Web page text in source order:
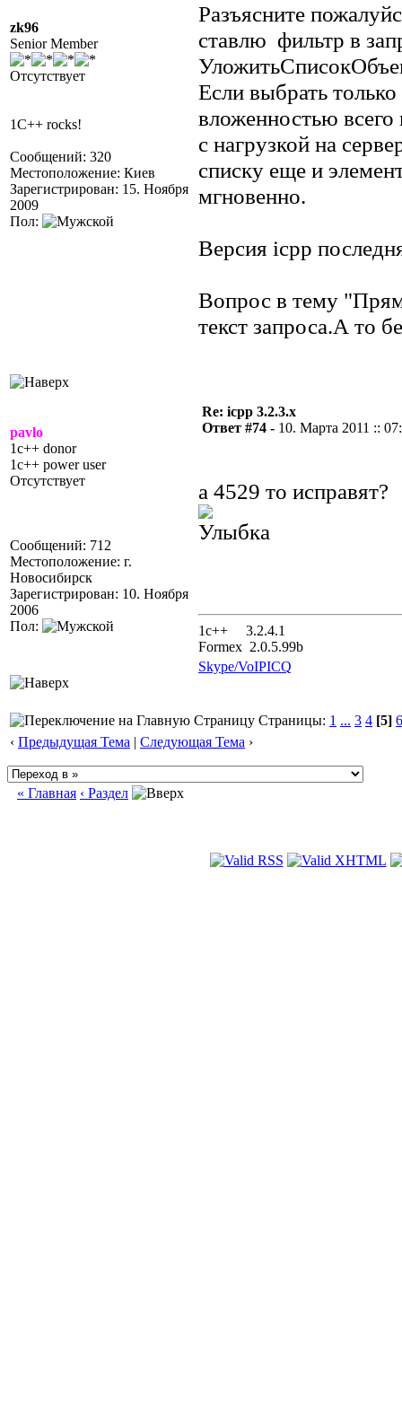
zk96
Senior Member
Отсутствует
1C++ rocks!
Сообщений: 320
Местоположение: Киев
Зарегистрирован: 15. Ноября
2009
Пол:
Разъясните
ставлю фильтр в
Если выбрать
вложенностью всего
с нагрузкой на
списку еще и
мгновенно.
Версия icpp
Вопрос в тему
текст запроса.А то
pavlo
1c++ donor
1c++ power user
Отсутствует
Сообщений: 712
Местоположение: г.
Новосибирск
Зарегистрирован: 10. Ноября
2006
Пол:
Re: icpp 3.2.3.x
Ответ #74 - 10. Марта 2011 ::
а 4529 то исправят?
1с++ 3.2.4.1
Formex 2.0.5.99b
Skype/VoIPICQ
Страницы: 1 ... 3 4 [5] 6
‹ Предыдущая Тема | Следующая Тема ›
« Главная ‹ Раздел